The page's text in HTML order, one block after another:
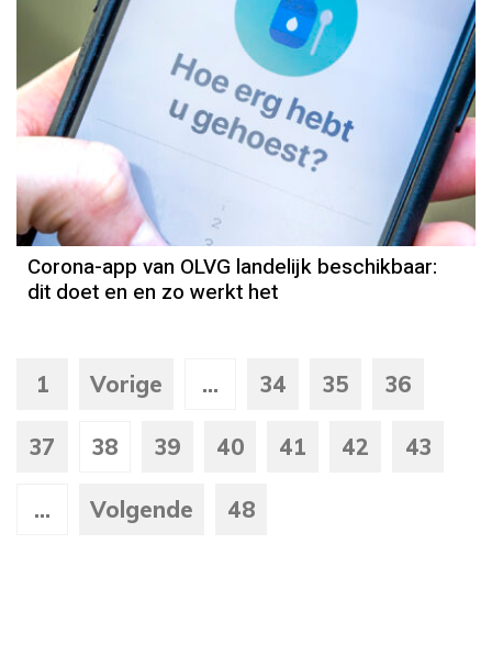
Corona-app van OLVG landelijk beschikbaar:
dit doet en en zo werkt het
1 Vorige ... 34 35 36
37 38 39 40 41 42 43
... Volgende 48